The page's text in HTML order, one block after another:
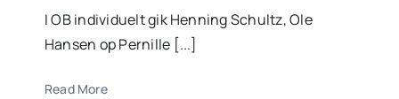
I OB individuelt gik Henning Schultz, Ole
Hansen op Pernille [...]
Read More